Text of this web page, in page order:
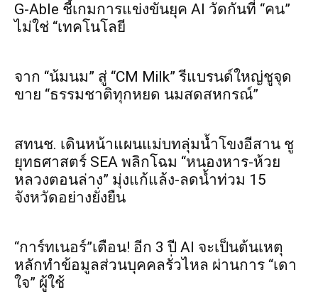
G-Able ชี้เกมการแข่งขันยุค AI วัดกันที่ “คน”
ไม่ใช่ “เทคโนโลยี
จาก “น้มนม” สู่ “CM Milk” รีแบรนด์ใหญ่ชูจุด
ขาย “ธรรมชาติทุกหยด นมสดสหกรณ์”
สทนช. เดินหน้าแผนแม่บทลุ่มน้ำโขงอีสาน ชู
ยุทธศาสตร์ SEA พลิกโฉม “หนองหาร-ห้วย
หลวงตอนล่าง” มุ่งแก้แล้ง-ลดน้ำท่วม 15
จังหวัดอย่างยั่งยืน
“การ์ทเนอร์”เตือน! อีก 3 ปี AI จะเป็นต้นเหตุ
หลักทำข้อมูลส่วนบุคคลรั่วไหล ผ่านการ “เดา
ใจ” ผู้ใช้